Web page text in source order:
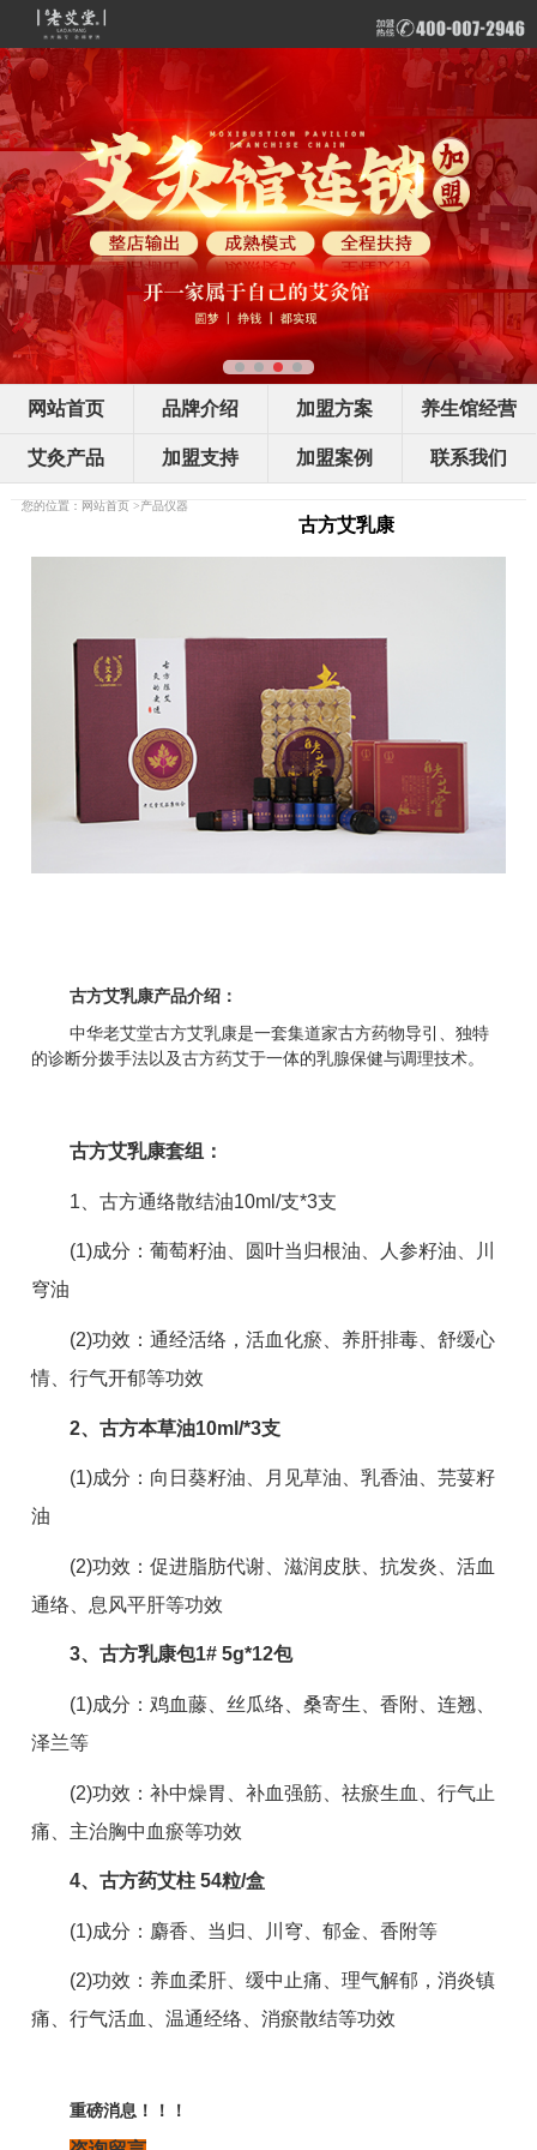
网站首页 品牌介绍 加盟方案 养生馆经营
艾灸产品 加盟支持 加盟案例 联系我们
您的位置： 网站首页>产品仪器
古方艾乳康
古方艾乳康产品介绍：
中华老艾堂古方艾乳康是一套集道家古方药物导引、独特
的诊断分拨手法以及古方药艾于一体的乳腺保健与调理技术。
古方艾乳康套组：
1、古方通络散结油10ml/支*3支
(1)成分：葡萄籽油、圆叶当归根油、人参籽油、川
穹油
(2)功效：通经活络，活血化瘀、养肝排毒、舒缓心
情、行气开郁等功效
2、古方本草油10ml/*3支
(1)成分：向日葵籽油、月见草油、乳香油、芫荽籽
油
(2)功效：促进脂肪代谢、滋润皮肤、抗发炎、活血
通络、息风平肝等功效
3、古方乳康包1# 5g*12包
(1)成分：鸡血藤、丝瓜络、桑寄生、香附、连翘、
泽兰等
(2)功效：补中燥胃、补血强筋、祛瘀生血、行气止
痛、主治胸中血瘀等功效
4、古方药艾柱 54粒/盒
(1)成分：麝香、当归、川穹、郁金、香附等
(2)功效：养血柔肝、缓中止痛、理气解郁，消炎镇
痛、行气活血、温通经络、消瘀散结等功效
重磅消息！！！